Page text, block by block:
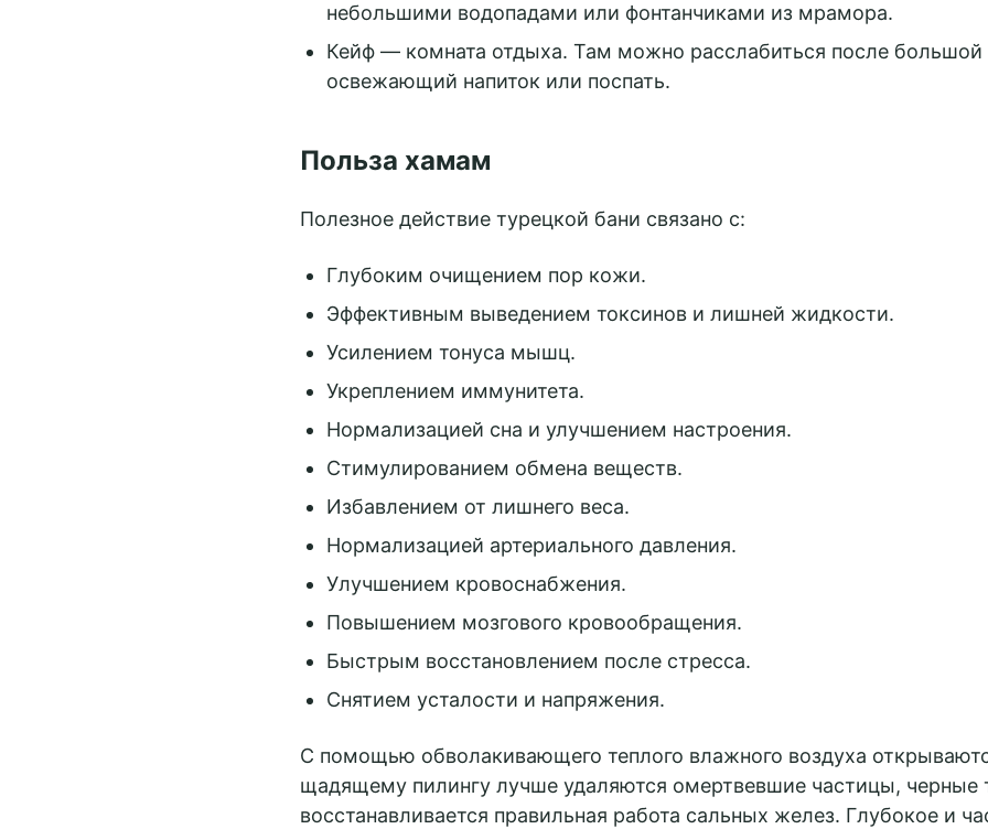
небольшими водопадами или фонтанчиками из мрамора.
Кейф — комната отдыха. Там можно расслабиться после большой
освежающий напиток или поспать.
Польза хамам
Полезное действие турецкой бани связано с:
Глубоким очищением пор кожи.
Эффективным выведением токсинов и лишней жидкости.
Усилением тонуса мышц.
Укреплением иммунитета.
Нормализацией сна и улучшением настроения.
Стимулированием обмена веществ.
Избавлением от лишнего веса.
Нормализацией артериального давления.
Улучшением кровоснабжения.
Повышением мозгового кровообращения.
Быстрым восстановлением после стресса.
Снятием усталости и напряжения.
С помощью обволакивающего теплого влажного воздуха
щадящему пилингу лучше удаляются омертвевшие частицы, черные
восстанавливается правильная работа сальных желез. Глубокое и
Принять все